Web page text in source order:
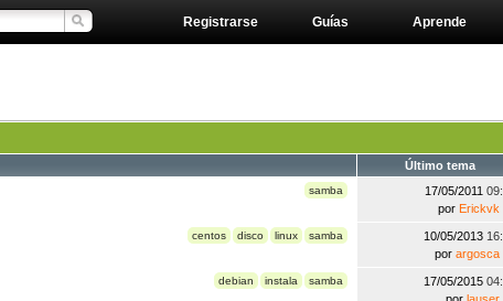
Aprende
Guías
Registrarse
Último tema
samba 17/05/2011
por Erickvk
centos disco linux samba 10/05/2013
por argosca
debian instala samba 17/05/2015